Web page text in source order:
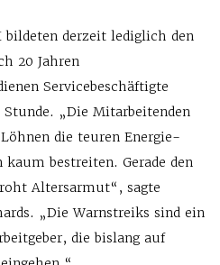
bildeten derzeit lediglich den
20 Jahren
Servicebeschäftigte
„Die Mitarbeitenden
die teuren Energie-
bestreiten. Gerade den
Altersarmut“, sagte
„Die Warnstreiks sind ein
die bislang auf